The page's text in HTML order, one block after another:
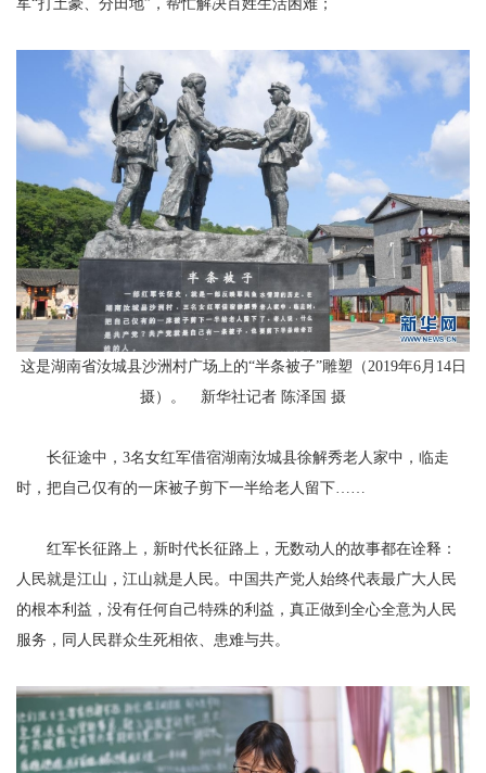
军“打土豪、分田地”，帮忙解决百姓生活困难；
这是湖南省汝城县沙洲村广场上的“半条被子”雕塑（2019年6月14日
摄）。 新华社记者 陈泽国 摄
长征途中，3名女红军借宿湖南汝城县徐解秀老人家中，临走
时，把自己仅有的一床被子剪下一半给老人留下……
红军长征路上，新时代长征路上，无数动人的故事都在诠释：
人民就是江山，江山就是人民。中国共产党人始终代表最广大人民
的根本利益，没有任何自己特殊的利益，真正做到全心全意为人民
服务，同人民群众生死相依、患难与共。